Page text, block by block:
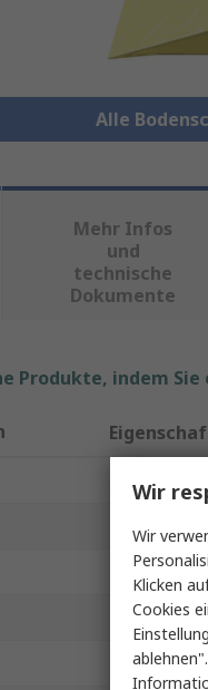
Alle
Mehr Infos
und
technische
Dokumente
Produkte, indem
Marke
Produkt Typ
Höhe
Breite
Tiefe
Wir
Wir
Klicken
Cookies